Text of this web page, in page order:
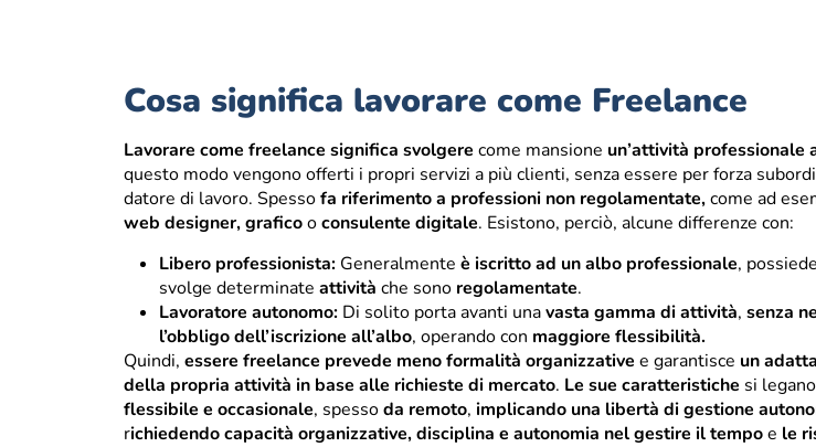
Cosa significa lavorare come Freelance
Lavorare come freelance significa svolgere come mansione un’attività professionale
questo modo vengono offerti i propri servizi a più clienti, senza essere per forza
datore di lavoro. Spessofa riferimento a professioni non regolamentate,come ad
web designer, graficooconsulente digitale. Esistono, perciò, alcune differenze con:
Libero professionista: Generalmente è iscritto ad un albo professionale,
svolge determinate attività che sono regolamentate.
Lavoratore autonomo: Di solito porta avanti unavasta gamma di attività, senza
l’obbligo dell’iscrizione all’albo, operando con maggiore flessibilità.
Quindi, essere freelance prevede meno formalità organizzative e garantisce un
della propria attività in base alle richieste di mercato. Le sue caratteristiche si
flessibile e occasionale, spessoda remoto, implicando una libertà di gestione
richiedendo capacità organizzative, disciplina e autonomia nel gestire il tempoe le